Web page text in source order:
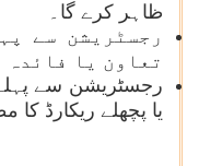
ظاہر کرے گا۔
رجسٹریشن سے
تعاون یا فائدہ
رجسٹریشن سے
یا پچھلے ریکارڈ کا